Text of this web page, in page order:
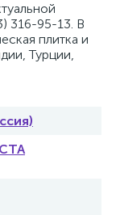
316-95-13. В
плитка и
Турции,